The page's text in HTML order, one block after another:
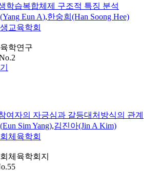
학습복합체제 구조적 특징 분석
(Yang EunA),한숭희(Han Soong Hee)
교육학회
학연구
여자의 자긍심과 갈등대처방식의 관계
Eun SimYang),김진아(JinAKim)
체육학회
체육학회지